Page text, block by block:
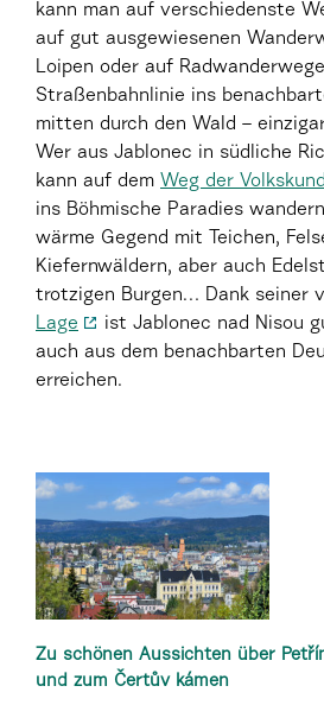
kann man auf verschiedenste
auf gut ausgewiesenen
Loipen oder auf
Straßenbahnlinie ins
mitten durch den Wald –
Wer aus Jablonec in südliche
kann auf dem Weg der
ins Böhmische Paradies
wärme Gegend mit Teichen,
Kiefernwäldern, aber auch
trotzigen Burgen… Dank seiner
Lage
ist Jablonec nad Nisou
auch aus dem benachbarten
erreichen.
Zu schönen Aussichten über
und zum Čertův kámen